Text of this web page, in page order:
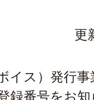
更
イス）発行
録番号をお